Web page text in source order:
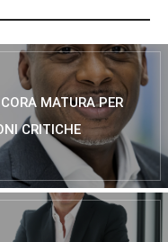
MATURA PER
CRITICHE